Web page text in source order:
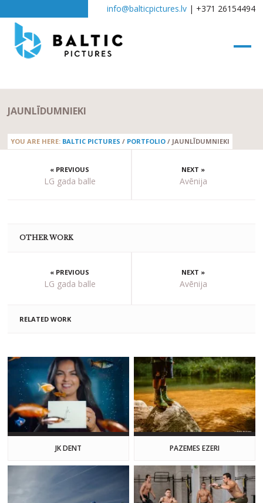
info@balticpictures.lv| +371 26154494
JAUNLĪDUMNIEKI
YOU ARE HERE: BALTIC PICTURES / PORTFOLIO / JAUNLĪDUMNIEKI
« PREVIOUS
LG gada balle
NEXT »
Avēnija
OTHER WORK
« PREVIOUS
LG gada balle
NEXT »
Avēnija
RELATED WORK
JK DENT PAZEMES EZERI